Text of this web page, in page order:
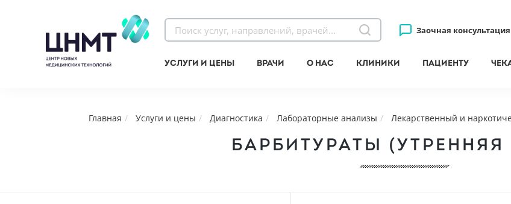
Заочная консультация
Услуги и цены Врачи О нас Клиники Пациенту
Главная Услуги и цены Диагностика Лабораторные анализы Лекарственный и
БАРБИТУРАТЫ